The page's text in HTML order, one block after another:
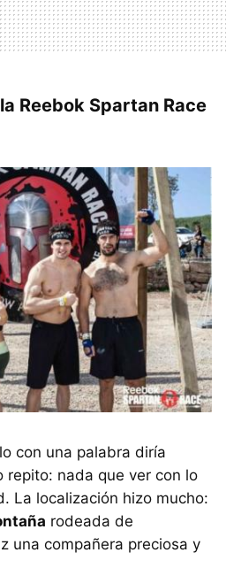
Reebok Spartan Race
con una palabra diría
repito: nada que ver con lo
La localización hizo mucho:
rodeada de
una compañera preciosa y